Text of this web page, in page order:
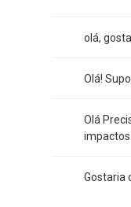
olá,
Olá!
Olá
impactos
Gostaria